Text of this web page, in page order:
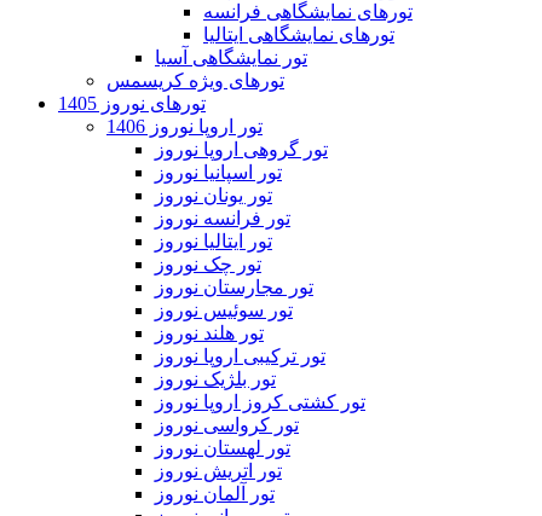
تورهای نمایشگاهی فرانسه
تورهای نمایشگاهی ایتالیا
تور نمایشگاهی آسیا
تورهای ویژه کریسمس
تورهای نوروز 1405
تور اروپا نوروز 1406
تور گروهی اروپا نوروز
تور اسپانیا نوروز
تور یونان نوروز
تور فرانسه نوروز
تور ایتالیا نوروز
تور چک نوروز
تور مجارستان نوروز
تور سوئیس نوروز
تور هلند نوروز
تور ترکیبی اروپا نوروز
تور بلژیک نوروز
تور کشتی کروز اروپا نوروز
تور کرواسی نوروز
تور لهستان نوروز
تور اتریش نوروز
تور آلمان نوروز